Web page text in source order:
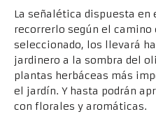
La señalética dispuesta en
recorrerlo según el camino
seleccionado, los llevará
jardinero a la sombra del
plantas herbáceas más
el jardín. Y hasta podrán
con florales y aromáticas.